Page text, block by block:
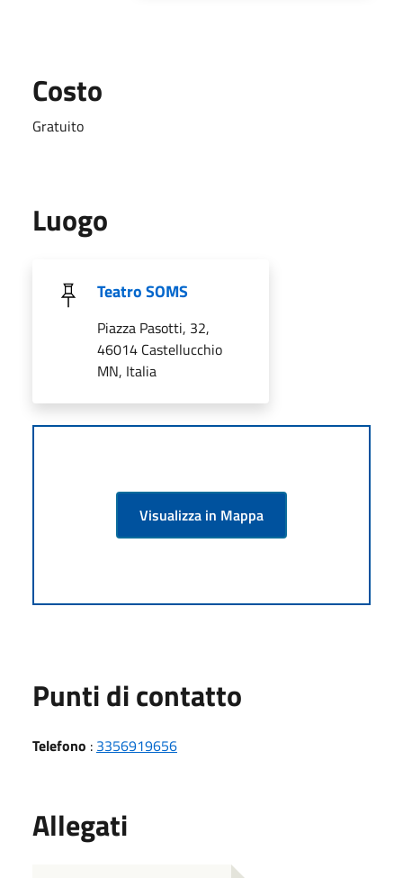
Costo
Gratuito
Luogo
Teatro SOMS
Piazza Pasotti, 32,
46014 Castellucchio
MN, Italia
Visualizza in Mappa
Punti di contatto
Telefono : 3356919656
Allegati